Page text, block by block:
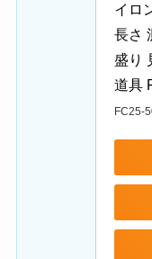
イロ
長さ
盛り
道具
FC25-